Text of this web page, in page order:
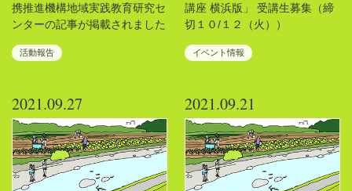
携推進機構地域実践教育研究セ
ンターの記事が掲載されました
活動報告
講座 横浜版」 受講生募集（締
切１０/１２（火））
イベント情報
2021.09.27 2021.09.21